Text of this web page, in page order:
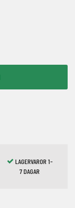
LAGERVAROR 1-
7 DAGAR